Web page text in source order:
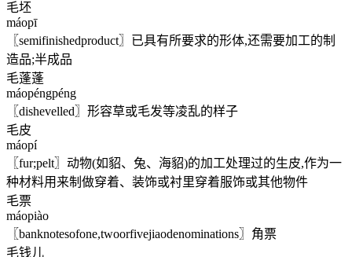
毛坯
máopī
〖semifinishedproduct〗已具有所要求的形体,还需要加工的制
造品;半成品
毛蓬蓬
máopéngpéng
〖dishevelled〗形容草或毛发等凌乱的样子
毛皮
máopí
〖fur;pelt〗动物(如貂、兔、海貂)的加工处理过的生皮,作为一
种材料用来制做穿着、装饰或衬里穿着服饰或其他物件
毛票
máopiào
〖banknotesofone,twoorfivejiaodenominations〗角票
毛钱儿